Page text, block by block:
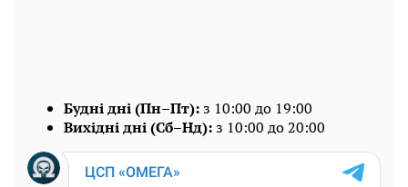
Будні дні (Пн–Пт):з 10:00 до 19:00
Вихідні дні (Сб–Нд):з 10:00 до 20:00